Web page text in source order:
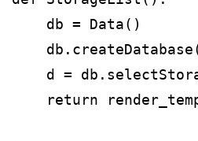
    db = Data()
d =
return